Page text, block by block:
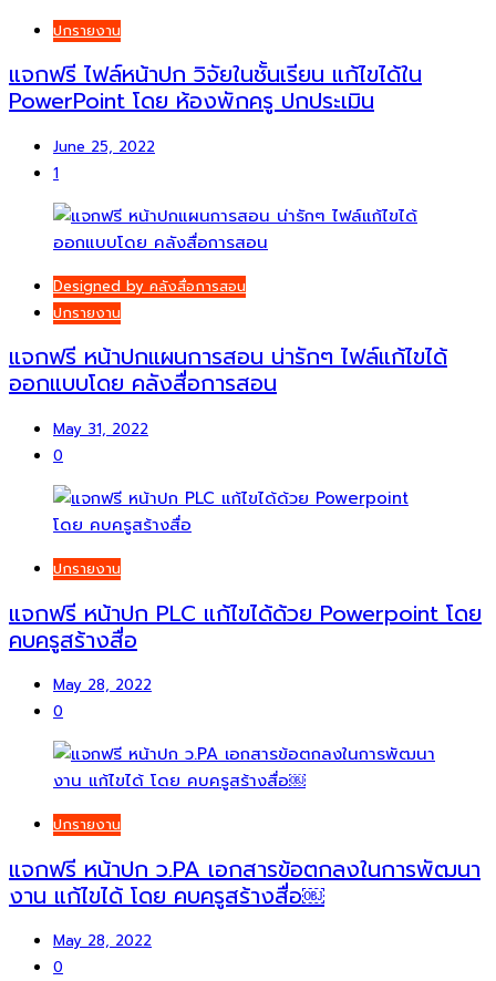
ปกรายงาน
แจกฟรี ไฟล์หน้าปก วิจัยในชั้นเรียน แก้ไขได้ใน
PowerPoint โดย ห้องพักครู ปกประเมิน
June 25, 2022
1
Designed by คลังสื่อการสอน
ปกรายงาน
แจกฟรี หน้าปกแผนการสอน น่ารักๆ ไฟล์แก้ไขได้
ออกแบบโดย คลังสื่อการสอน
May 31, 2022
0
ปกรายงาน
แจกฟรี หน้าปก PLC แก้ไขได้ด้วย Powerpoint โดย
คบครูสร้างสื่อ
May 28, 2022
0
ปกรายงาน
แจกฟรี หน้าปก ว.PA เอกสารข้อตกลงในการพัฒนา
งาน แก้ไขได้ โดย คบครูสร้างสื่อ￼
May 28, 2022
0